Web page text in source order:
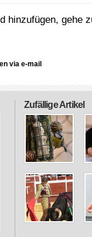
hinzufügen, gehe
via e-mail
Zufällige Artikel